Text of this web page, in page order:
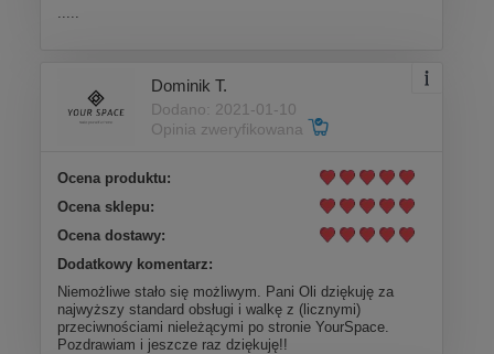
Dominik T.
Dodano: 2021-01-10
Opinia zweryfikowana
Ocena produktu:
Ocena sklepu:
Ocena dostawy:
Dodatkowy komentarz:
Niemożliwe stało się możliwym. Pani Oli dziękuję za
najwyższy standard obsługi i walkę z (licznymi)
przeciwnościami nieleżącymi po stronie YourSpace.
Pozdrawiam i jeszcze raz dziękuję!!